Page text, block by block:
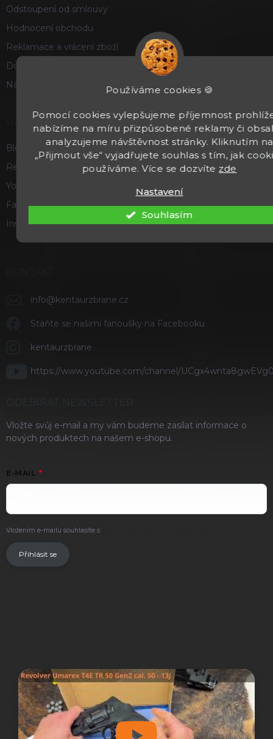
Používáme cookies 🍪
Pomocí cookies vylepšujeme příjemnost
nabízíme na míru přizpůsobené reklamy či
analyzujeme návštěvnost stránky. Kliknutím na
„Přijmout vše“ vyjadřujete souhlas s tím, jak
používáme. Více se dozvíte zde
Nastavení
Souhlasím
Odstoupení od smlouvy
Hodnocení obchodu
Reklamace a vrácení zboží
Doprava a platba
Náš příběh
UŽITEČNÉ
Blog
Recenze a hodnocení
Youtube
Facebook
Instagram
info@kentaurzbrane.cz
Staňte se našimi fanoušky na Facebooku
kentaurzbrane
https://www.youtube.com/channel/
Vložte svůj e-mail a my vám budeme zasílat informace o
nových produktech na našem e-shopu.
E-MAIL
Vložením e-mailu souhlasíte s .
Přihlásit se